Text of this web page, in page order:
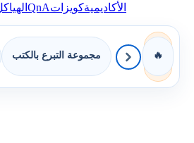
الأكاديميةكويزاتQnAالهياكل
🔥 مجموعة التبرع بالكتب